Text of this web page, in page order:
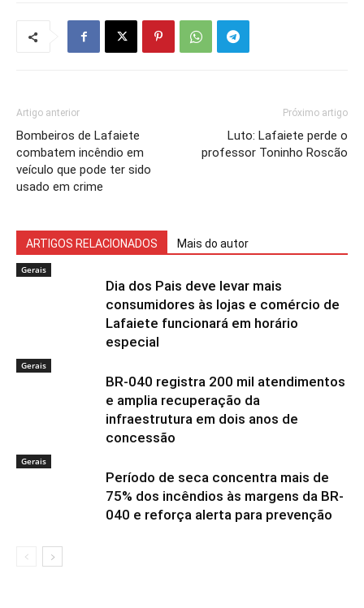
Artigo anterior
Bombeiros de Lafaiete
combatem incêndio em
veículo que pode ter sido
usado em crime
Próximo artigo
Luto: Lafaiete perde o
professor Toninho Roscão
ARTIGOS RELACIONADOS Mais do autor
Gerais
Dia dos Pais deve levar mais
consumidores às lojas e comércio de
Lafaiete funcionará em horário
especial
Gerais
BR-040 registra 200 mil atendimentos
e amplia recuperação da
infraestrutura em dois anos de
concessão
Gerais
Período de seca concentra mais de
75% dos incêndios às margens da BR-
040 e reforça alerta para prevenção